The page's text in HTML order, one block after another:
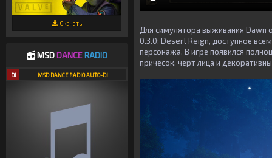
Скачать
MSDDANCE RADIO
DJ MSD DANCE RADIO AUTO-DJ
Для симулятора выживания Dawn
0.3.0: Desert Reign, доступное
персонажа. В игре появился
причесок, черт лица и